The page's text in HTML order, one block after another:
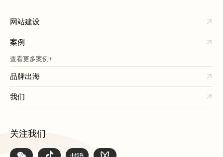
网站建设
案例
查看更多案例+
品牌出海
我们
关注我们